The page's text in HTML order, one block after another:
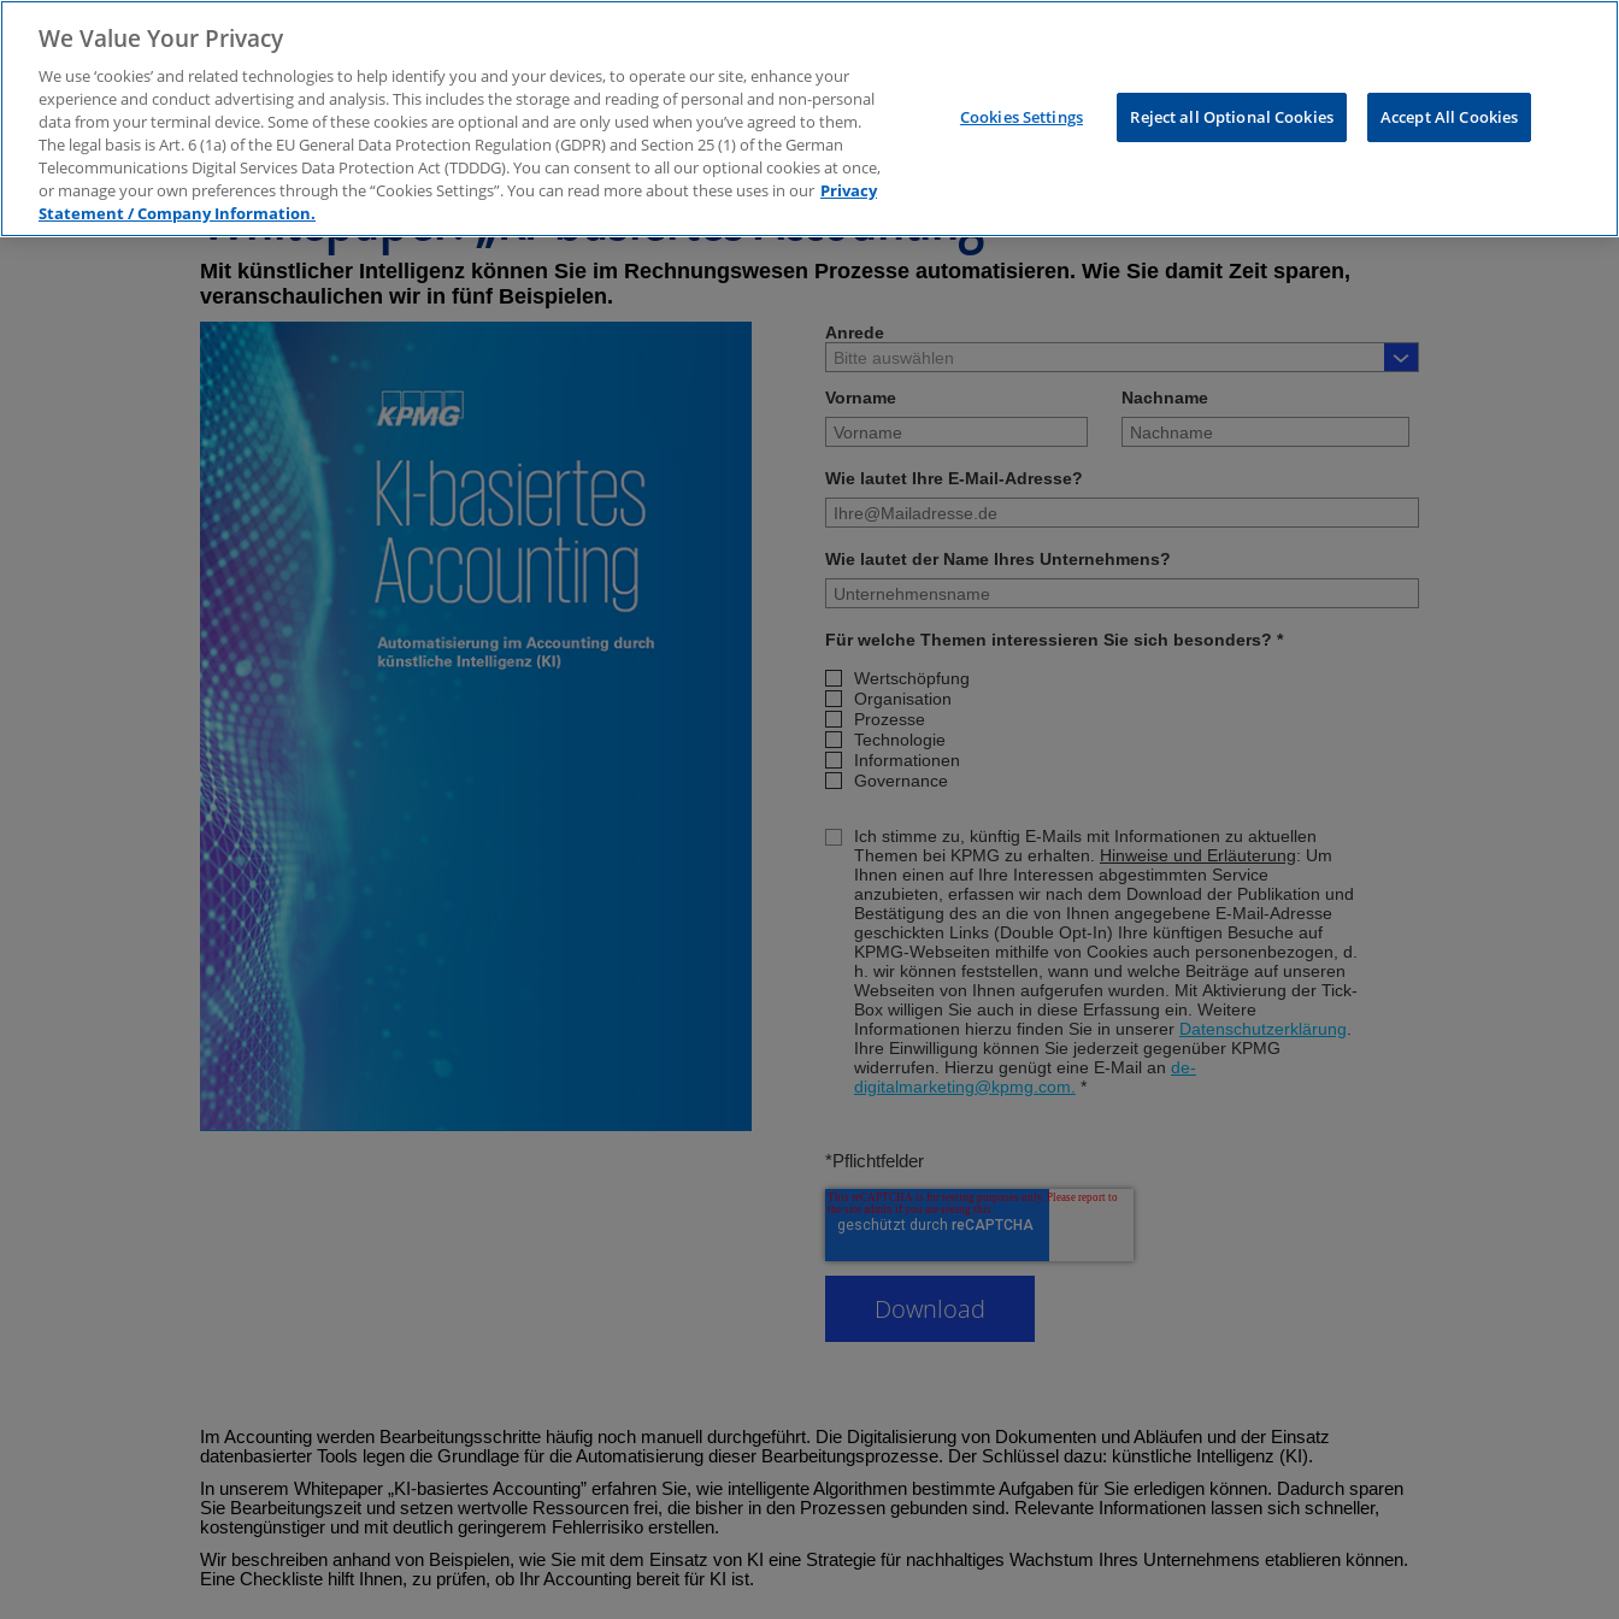
Whitepaper: „KI-basiertes Accounting“
Mit künstlicher Intelligenz können Sie im Rechnungswesen Prozesse automatisieren. Wie Sie damit Zeit sparen,
veranschaulichen wir in fünf Beispielen.
Anrede
Vorname Nachname
Wie lautet Ihre E-Mail-Adresse?
Wie lautet der Name Ihres Unternehmens?
Für welche Themen interessieren Sie sich besonders? *
Wertschöpfung
Organisation
Prozesse
Technologie
Informationen
Governance
Ich stimme zu, künftig E-Mails mit Informationen zu aktuellen
Themen bei KPMG zu erhalten. Hinweise und Erläuterung: Um
Ihnen einen auf Ihre Interessen abgestimmten Service
anzubieten, erfassen wir nach dem Download der Publikation und
Bestätigung des an die von Ihnen angegebene E-Mail-Adresse
geschickten Links (Double Opt-In) Ihre künftigen Besuche auf
KPMG-Webseiten mithilfe von Cookies auch personenbezogen, d.
h. wir können feststellen, wann und welche Beiträge auf unseren
Webseiten von Ihnen aufgerufen wurden. Mit Aktivierung der Tick-
Box willigen Sie auch in diese Erfassung ein. Weitere
Informationen hierzu finden Sie in unserer Datenschutzerklärung
Ihre Einwilligung können Sie jederzeit gegenüber KPMG
widerrufen. Hierzu genügt eine E-Mail an de-
digitalmarketing@kpmg.com *
*Pflichtfelder
Im Accounting werden Bearbeitungsschritte häufig noch manuell durchgeführt. Die Digitalisierung von Dokumenten und Abläufen und der Einsatz
datenbasierter Tools legen die Grundlage für die Automatisierung dieser Bearbeitungsprozesse. Der Schlüssel dazu: künstliche Intelligenz (KI).
In unserem Whitepaper „KI-basiertes Accounting” erfahren Sie, wie intelligente Algorithmen bestimmte Aufgaben für Sie erledigen können. Dadurch sparen
Sie Bearbeitungszeit und setzen wertvolle Ressourcen frei, die bisher in den Prozessen gebunden sind. Relevante Informationen lassen sich schneller,
kostengünstiger und mit deutlich geringerem Fehlerrisiko erstellen.
Wir beschreiben anhand von Beispielen, wie Sie mit dem Einsatz von KI eine Strategie für nachhaltiges Wachstum Ihres Unternehmens etablieren können.
Eine Checkliste hilft Ihnen, zu prüfen, ob Ihr Accounting bereit für KI ist.
We Value Your Privacy
We use ‘cookies’ and related technologies to help identify you and your devices, to operate our site, enhance your
experience and conduct advertising and analysis. This includes the storage and reading of personal and non-personal
data from your terminal device. Some of these cookies are optional and are only used when you’ve agreed to them.
The legal basis is Art. 6 (1a) of the EU General Data Protection Regulation (GDPR) and Section 25 (1) of the German
Telecommunications Digital Services Data Protection Act (TDDDG). You can consent to all our optional cookies at once,
or manage your own preferences through the “Cookies Settings”. You can read more about these uses in our Privacy
Statement / Company Information.
Cookies Settings Reject all Optional Cookies Accept All Cookies